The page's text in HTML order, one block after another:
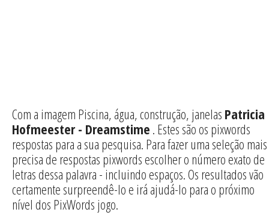
Com a imagem Piscina, água, construção, janelas Patricia
Hofmeester - Dreamstime . Estes são os pixwords
respostas para a sua pesquisa. Para fazer uma seleção mais
precisa de respostas pixwords escolher o número exato de
letras dessa palavra - incluindo espaços. Os resultados vão
certamente surpreendê-lo e irá ajudá-lo para o próximo
nível dos PixWords jogo.